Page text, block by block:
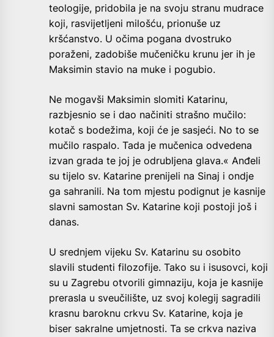
teologije, pridobila je na svoju stranu mudrace
koji, rasvijetljeni milošću, prionuše uz
kršćanstvo. U očima pogana dvostruko
poraženi, zadobiše mučeničku krunu jer ih je
Maksimin stavio na muke i pogubio.
Ne mogavši Maksimin slomiti Katarinu,
razbjesnio se i dao načiniti strašno mučilo:
kotač s bodežima, koji će je sasjeći. No to se
mučilo raspalo. Tada je mučenica odvedena
izvan grada te joj je odrubljena glava.« Anđeli
su tijelo sv. Katarine prenijeli na Sinaj i ondje
ga sahranili. Na tom mjestu podignut je kasnije
slavni samostan Sv. Katarine koji postoji još i
danas.
U srednjem vijeku Sv. Katarinu su osobito
slavili studenti filozofije. Tako su i isusovci, koji
su u Zagrebu otvorili gimnaziju, koja je kasnije
prerasla u sveučilište, uz svoj kolegij sagradili
krasnu baroknu crkvu Sv. Katarine, koja je
biser sakralne umjetnosti. Ta se crkva naziva